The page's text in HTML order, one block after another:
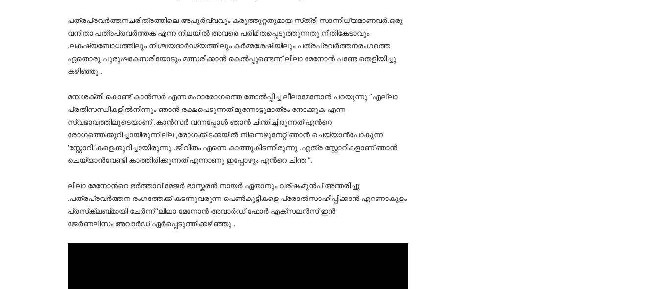
പത്രപ്രവർത്തനചരിത്രത്തിലെ അപൂര്‍വ്വവും കരുത്തുറ്റതുമായ സ്‌ത്രീ സാന്നിധ്യമാണവര്‍.ഒരു
വനിതാ പത്രപ്രവര്‍ത്തക എന്ന നിലയില്‍ അവരെ പരിമിതപ്പെടുത്തുന്നതു നീതികേടാവും
.ലകഷ്യബോധത്തിലും നിശ്ചയദാര്‍ഢ്യത്തിലും കര്‍മ്മശേഷിയിലും പത്രപ്രവര്‍ത്തനരംഗത്തെ
ഏതൊരു പുരുഷകേസരിയോടും മത്സരിക്കാന്‍ കെല്‍പ്പുണ്ടെന്ന് ലീലാ മേനോന്‍ പണ്ടേ തെളിയിച്ചു
കഴിഞ്ഞു .
മന:ശക്തി കൊണ്ട് കാന്‍സര്‍ എന്ന മഹാരോഗത്തെ തോല്‍പ്പിച്ച ലീലാമേനോന്‍ പറയുന്നു ”എല്ലാ
പ്രതിസന്ധികളില്‍നിന്നും ഞാന്‍ രക്ഷപെടുന്നത് മുന്നോട്ടുമാത്രം നോക്കുക എന്ന
സ്വഭാവത്തിലൂടെയാണ് .കാന്‍സര്‍ വന്നപ്പോള്‍ ഞാന്‍ ചിന്തിച്ചിരുന്നത് എന്‍റെ
രോഗത്തെക്കുറിച്ചായിരുന്നില്ല ,രോഗക്കിടക്കയില്‍ നിന്നെഴുനേറ്റ് ഞാന്‍ ചെയ്യാന്‍പോകുന്ന
‘സ്റ്റോറി ‘കളെക്കുറിച്ചായിരുന്നു .ജീവിതം എന്നെ കാത്തുകിടന്നിരുന്നു .എത്ര സ്റ്റോറികളാണ് ഞാന്‍
ചെയ്യാന്‍വേണ്ടി കാത്തിരിക്കുന്നത് എന്നാണു ഇപ്പോഴും എന്‍റെ ചിന്ത “.
ലീലാ മേനോന്‍റെ ഭര്‍ത്താവ് മേജര്‍ ഭാസ്കരന്‍ നായര്‍ ഏതാനും വര്ഷംമുന്‍പ് അന്തരിച്ചു
.പത്രപ്രവര്‍ത്തന രംഗത്തേക്ക് കടന്നുവരുന്ന പെണ്‍കുട്ടികളെ പ്രോല്‍സാഹിപ്പിക്കാന്‍ എറണാകുളം
പ്രസ്‌ക്ലബ്മായി ചേര്‍ന്ന് ‘ലീലാ മേനോന്‍ അവാര്‍ഡ് ഫോര്‍ എക്സലന്‍സ് ഇന്‍
ജേര്‍ണലിസം അവാര്‍ഡ് ഏര്‍പ്പെടുത്തിക്കഴിഞ്ഞു .